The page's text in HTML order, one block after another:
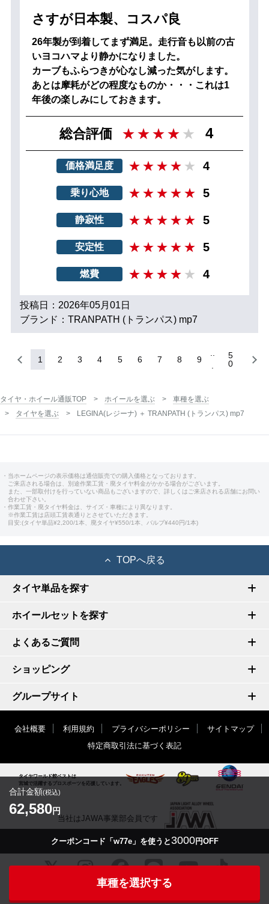
さすが日本製、コスパ良
26年製が到着してまず満足。走行音も以前の古
いヨコハマより静かになりました。
カーブもふらつきが心なし減った気がします。
あとは摩耗がどの程度なものか・・・これは1
年後の楽しみにしておきます。
総合評価 4
価格満足度 4
乗り心地 5
静寂性 5
安定性 5
燃費 4
投稿日：2026年05月01日
ブランド：TRANPATH (トランパス) mp7
1 2 3 4 5 6 7 8 9
5
0
合計金額(税込)
62,580円
クーポンコード「w77e」を使うと 3000円OFF
車種を選択する
タイヤ・ホイール通販TOP ホイールを選ぶ
車種を選ぶ
タイヤを選ぶ
LEGINA(レジーナ) ＋ TRANPATH (トランパス) mp7
・当ホームページの表示価格は通信販売での購入価格となっております。
ご来店される場合は、別途作業工賃・廃タイヤ料金がかかる場合がございます。
また、一部取付けを行っていない商品もございますので、詳しくはご来店される店舗にお問い
合わせ下さい。
・作業工賃・廃タイヤ料金は、サイズ・車種により異なります。
※作業工賃は店頭工賃表通りとさせていただきます。
目安:(タイヤ単品¥2,200/1本、廃タイヤ¥550/1本、バルブ¥440円/1本)
TOPへ戻る
タイヤ単品を探す
ホイールセットを探す
よくあるご質問
ショッピング
グループサイト
会社概要 利用規約 プライバシーポリシー
サイトマップ
特定商取引法に基づく表記
タイヤワールド館ベストは
宮城で活躍するプロスポーツを応援しています。
当社はJAWA事業部会員です